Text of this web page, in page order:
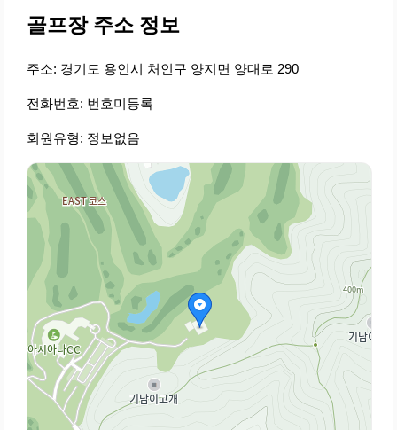
골프장 주소 정보
주소: 경기도 용인시 처인구 양지면 양대로 290
전화번호: 번호미등록
회원유형: 정보없음